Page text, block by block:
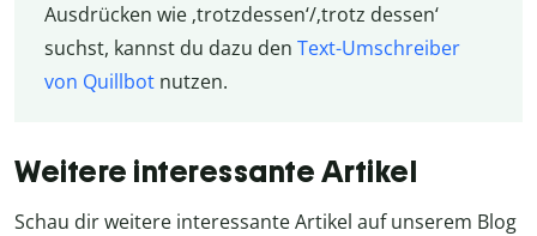
Ausdrücken wie ‚trotzdessen‘/‚trotz dessen‘
suchst, kannst du dazu den Text-Umschreiber
von Quillbotnutzen.
Weitere interessante Artikel
Schau dir weitere interessante Artikel auf unserem Blog